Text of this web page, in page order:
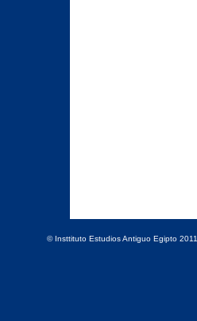
© Insttituto Estudios Antiguo Egipto 2011